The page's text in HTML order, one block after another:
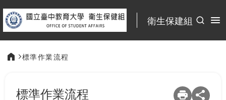
衛生保建組
標準作業流程
標準作業流程